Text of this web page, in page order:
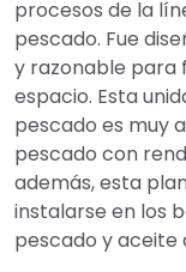
procesos de la
pescado. Fue
y razonable para
espacio. Esta
pescado es muy
pescado con
además, esta
instalarse en los
pescado y aceite